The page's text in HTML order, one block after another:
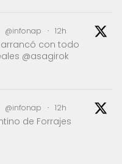
@infonap · 12h
con todo
@asagirok
@infonap · 12h
de Forrajes